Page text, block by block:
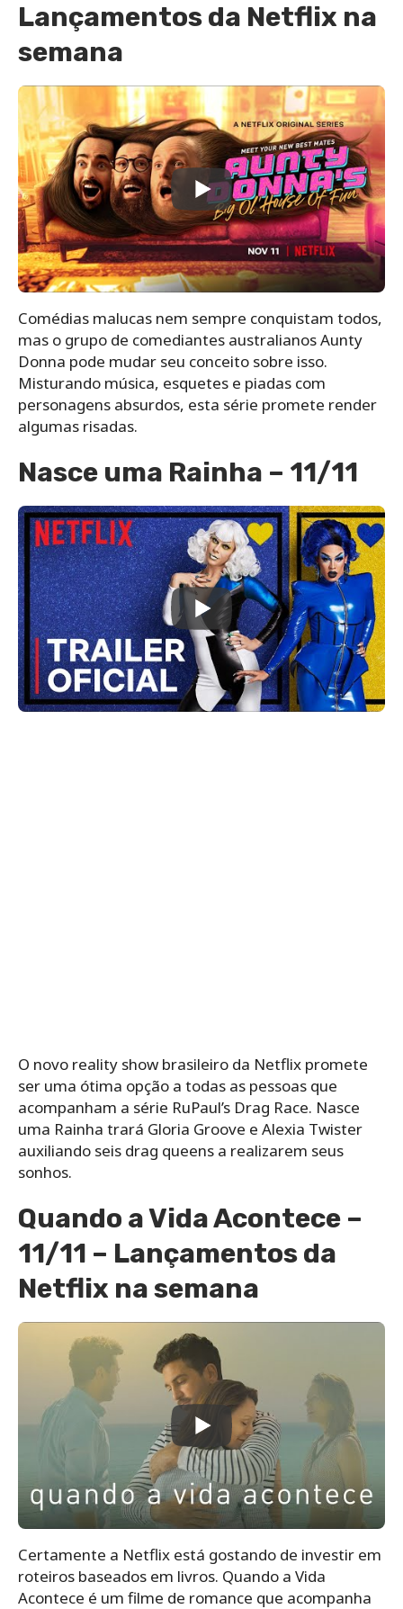
Lançamentos da Netflix na
semana
Comédias malucas nem sempre conquistam todos,
mas o grupo de comediantes australianos Aunty
Donna pode mudar seu conceito sobre isso.
Misturando música, esquetes e piadas com
personagens absurdos, esta série promete render
algumas risadas.
Nasce uma Rainha – 11/11
O novo reality show brasileiro da Netflix promete
ser uma ótima opção a todas as pessoas que
acompanham a série RuPaul’s Drag Race. Nasce
uma Rainha trará Gloria Groove e Alexia Twister
auxiliando seis drag queens a realizarem seus
sonhos.
Quando a Vida Acontece –
11/11 – Lançamentos da
Netflix na semana
Certamente a Netflix está gostando de investir em
roteiros baseados em livros. Quando a Vida
Acontece é um filme de romance que acompanha